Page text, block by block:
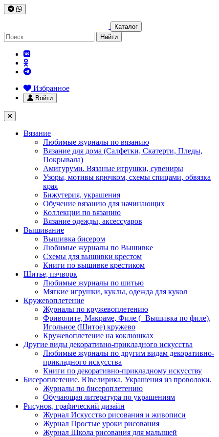
Каталог
Найти
Избранное
Войти
Вязание
Любимые журналы по вязанию
Вязание для дома (Салфетки, Скатерти, Пледы,
Покрывала)
Амигуруми. Вязаные игрушки, сувениры
Узоры, мотивы крючком, схемы спицами, обвязка
края
Бижутерия, украшения
Обучение вязанию для начинающих
Коллекции по вязанию
Вязание одежды, аксессуаров
Вышивание
Вышивка бисером
Любимые журналы по Вышивке
Схемы для вышивки крестом
Книги по вышивке крестиком
Шитье, пэчворк
Любимые журналы по шитью
Мягкие игрушки, куклы, одежда для кукол
Кружевоплетение
Журналы по кружевоплетению
Фриволите, Макраме, Филе (+Вышивка по филе),
Игольное (Шитое) кружево
Кружевоплетение на коклюшках
Другие виды декоративно-прикладного искусства
Любимые журналы по другим видам декоративно-
прикладного искусства
Книги по декоративно-прикладному искусству
Бисероплетение. Ювелирика. Украшения из проволоки.
Журналы по бисероплетению
Обучающая литература по украшениям
Рисунок, графический дизайн
Журнал Искусство рисования и живописи
Журнал Простые уроки рисования
Журнал Школа рисования для малышей